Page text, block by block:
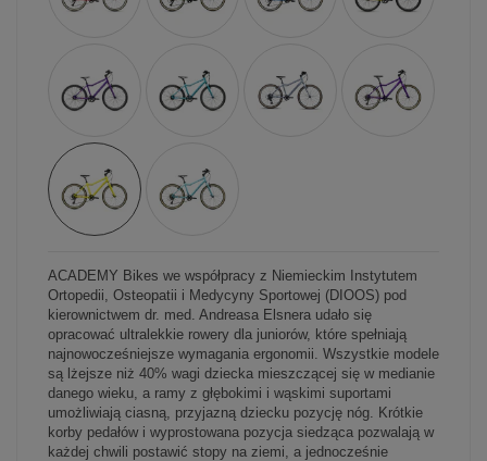
ACADEMY Bikes we współpracy z Niemieckim Instytutem
Ortopedii, Osteopatii i Medycyny Sportowej (DIOOS) pod
kierownictwem dr. med. Andreasa Elsnera udało się
opracować ultralekkie rowery dla juniorów, które spełniają
najnowocześniejsze wymagania ergonomii. Wszystkie modele
są lżejsze niż 40% wagi dziecka mieszczącej się w medianie
danego wieku, a ramy z głębokimi i wąskimi suportami
umożliwiają ciasną, przyjazną dziecku pozycję nóg. Krótkie
korby pedałów i wyprostowana pozycja siedząca pozwalają w
każdej chwili postawić stopy na ziemi, a jednocześnie